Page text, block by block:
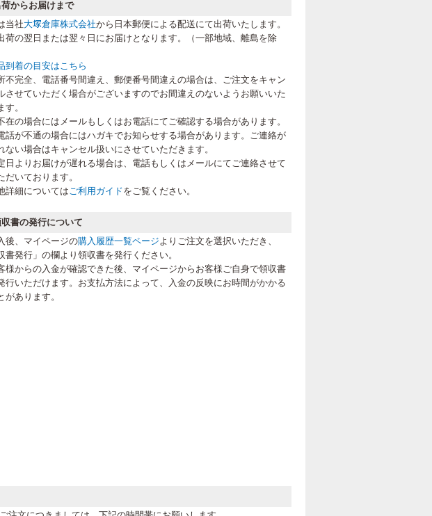
からお届けまで
当社大塚倉庫株式会社から日本郵便による配送にて出荷いたします。
荷の翌日または翌々日にお届けとなります。（一部地域、離島を除
到着の目安はこちら
不完全、電話番号間違え、郵便番号間違えの場合は、ご注文をキャン
させていただく場合がございますのでお間違えのないようお願いいた
す。
在の場合にはメールもしくはお電話にてご確認する場合があります。
話が不通の場合にはハガキでお知らせする場合があります。ご連絡が
ない場合はキャンセル扱いにさせていただきます。
日よりお届けが遅れる場合は、電話もしくはメールにてご連絡させて
だいております。
詳細についてはご利用ガイドをご覧ください。
書の発行について
後、マイページの購入履歴一覧ページよりご注文を選択いただき、
書発行」の欄より領収書を発行ください。
様からの入金が確認できた後、マイページからお客様ご自身で領収書
行いただけます。お支払方法によって、入金の反映にお時間がかかる
があります。